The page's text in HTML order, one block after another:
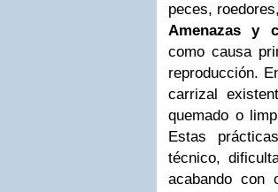
peces,
Amenazas y
como causa
reproducción.
carrizal
quemado o
Estas
técnico,
acabando con